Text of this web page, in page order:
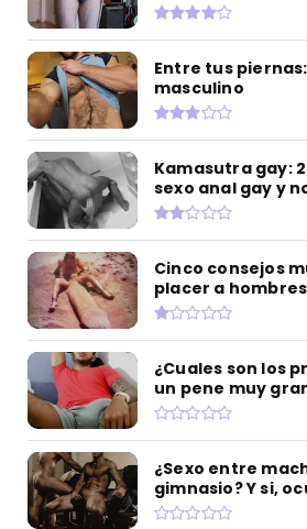
Entre tus
masculino
Kamasutra gay:
sexo anal gay y
Cinco consejos
placer a
¿Cuales son los
un pene muy
¿Sexo entre
gimnasio? Y si,